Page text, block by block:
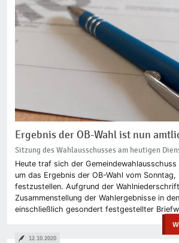
Ergebnis der OB-Wahl ist nun
Sitzung des Wahlausschusses am heutigen
Heute traf sich der Gemeindewahlausschuss
um das Ergebnis der OB-Wahl vom
festzustellen. Aufgrund der
Zusammenstellung der Wahlergebnisse in
einschließlich gesondert festgestellter
12.10.2020